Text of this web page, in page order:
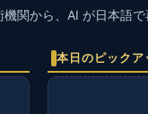
関から、AI が日本語で
本日のピックア